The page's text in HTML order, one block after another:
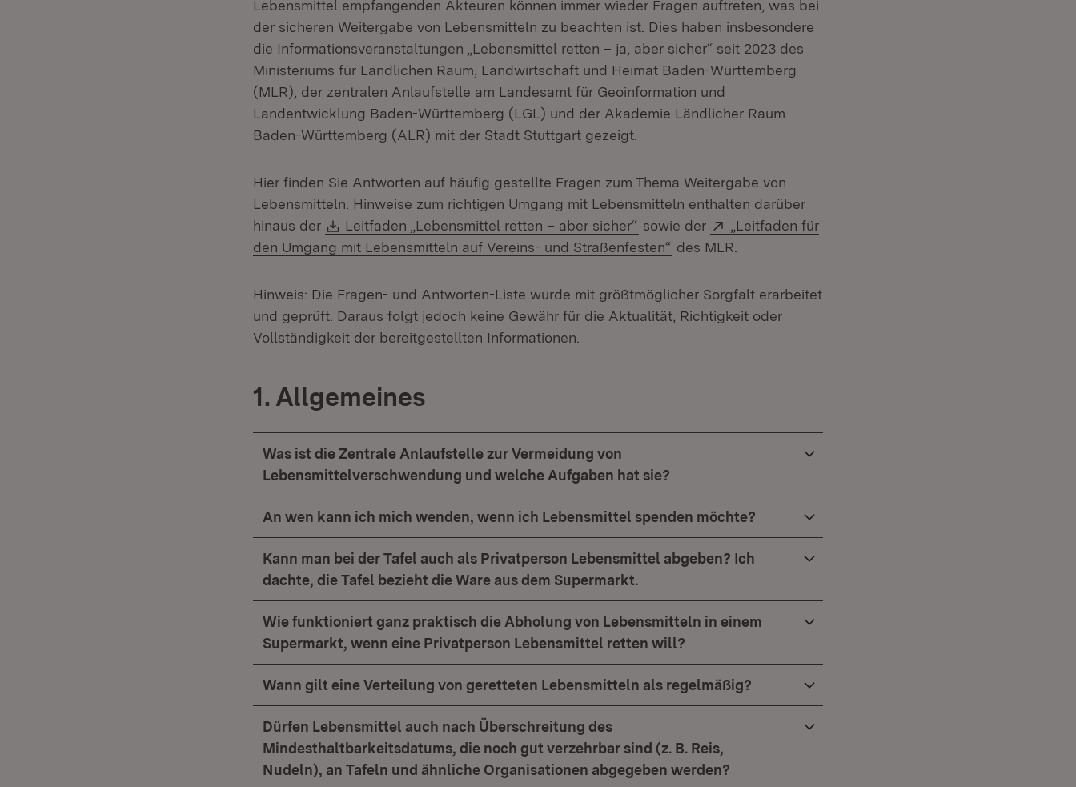
Lebensmittel empfangenden Akteuren können immer wieder Fragen auftreten, was bei
der sicheren Weitergabe von Lebensmitteln zu beachten ist. Dies haben insbesondere
die Informationsveranstaltungen „Lebensmittel retten – ja, aber sicher“ seit 2023 des
Ministeriums für Ländlichen Raum, Landwirtschaft und Heimat Baden-Württemberg
(MLR), der zentralen Anlaufstelle am Landesamt für Geoinformation und
Landentwicklung Baden-Württemberg (LGL) und der Akademie Ländlicher Raum
Baden-Württemberg (ALR) mit der Stadt Stuttgart gezeigt.
Hier finden Sie Antworten auf häufig gestellte Fragen zum Thema Weitergabe von
Lebensmitteln. Hinweise zum richtigen Umgang mit Lebensmitteln enthalten darüber
hinaus der
Download:
Leitfaden „Lebensmittel retten – aber sicher“ (Öffnet in neuem Fenster)
sowie der Extern:
„Leitfaden für
den Umgang mit Lebensmitteln auf Vereins- und Straßenfesten“ (Öffnet in neuem Fenster)
des MLR.
Hinweis: Die Fragen- und Antworten-Liste wurde mit größtmöglicher Sorgfalt erarbeitet
und geprüft. Daraus folgt jedoch keine Gewähr für die Aktualität, Richtigkeit oder
Vollständigkeit der bereitgestellten Informationen.
1. Allgemeines
Was ist die Zentrale Anlaufstelle zur Vermeidung von
Lebensmittelverschwendung und welche Aufgaben hat sie?
An wen kann ich mich wenden, wenn ich Lebensmittel spenden möchte?
Kann man bei der Tafel auch als Privatperson Lebensmittel abgeben? Ich
dachte, die Tafel bezieht die Ware aus dem Supermarkt.
Wie funktioniert ganz praktisch die Abholung von Lebensmitteln in einem
Supermarkt, wenn eine Privatperson Lebensmittel retten will?
Wann gilt eine Verteilung von geretteten Lebensmitteln als regelmäßig?
Dürfen Lebensmittel auch nach Überschreitung des
Mindesthaltbarkeitsdatums, die noch gut verzehrbar sind (z. B. Reis,
Nudeln), an Tafeln und ähnliche Organisationen abgegeben werden?